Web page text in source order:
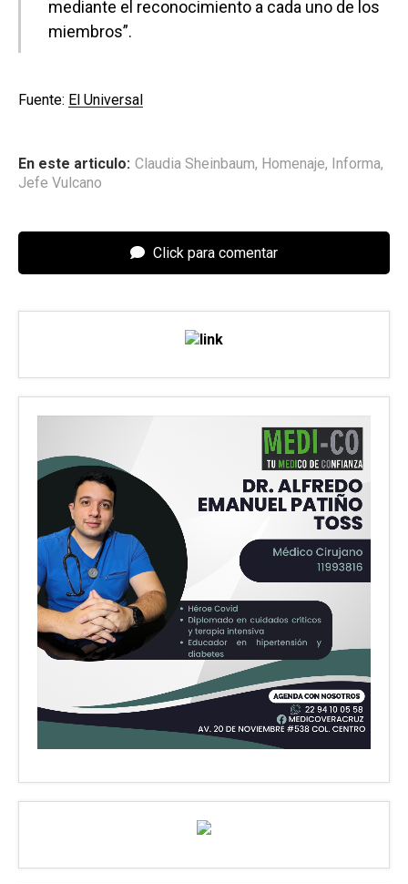
mediante el reconocimiento a cada uno de los
miembros”.
Fuente: El Universal
En este articulo: Claudia Sheinbaum, Homenaje, Informa,
Jefe Vulcano
Click para comentar